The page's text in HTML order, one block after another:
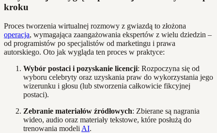
kroku
Proces tworzenia wirtualnej rozmowy z gwiazdą to złożona
operacja, wymagająca zaangażowania ekspertów z wielu dziedzin –
od programistów po specjalistów od marketingu i prawa
autorskiego. Oto jak wygląda ten proces w praktyce:
Wybór postaci i pozyskanie licencji: Rozpoczyna się od
wyboru celebryty oraz uzyskania praw do wykorzystania jego
wizerunku i głosu (lub stworzenia całkowicie fikcyjnej
postaci).
Zebranie materiałów źródłowych: Zbierane są nagrania
wideo, audio oraz materiały tekstowe, które posłużą do
trenowania modeli AI.